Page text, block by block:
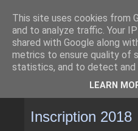
Inscription 2018
This site uses cookies from
and to analyze traffic. Your
shared with Google along
metrics to ensure quality of
statistics, and to detect and
LEARN